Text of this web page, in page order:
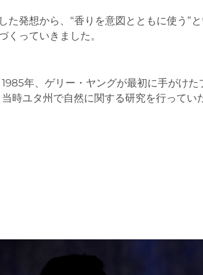
た発想から、“香りを意図とともに使う”
くっていきました。
年、ゲリー・ヤングが最初に手がけた
当時ユタ州で自然に関する研究を行って